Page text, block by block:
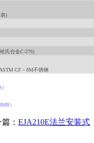
)
氏合金C-276)
CF－8M不锈钢
）
： EJA210E法兰安装式